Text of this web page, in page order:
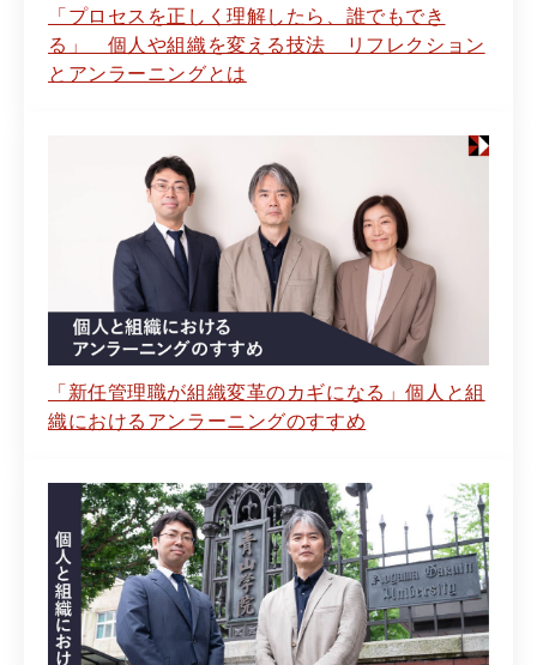
「プロセスを正しく理解したら、誰でもでき
る」 個人や組織を変える技法 リフレクション
とアンラーニングとは
「新任管理職が組織変革のカギになる」個人と組
織におけるアンラーニングのすすめ